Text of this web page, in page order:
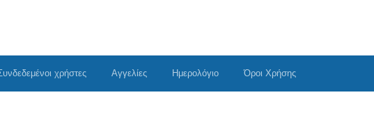
χρήστες Αγγελίες Ημερολόγιο Όροι Χρήσης